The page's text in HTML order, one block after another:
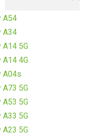
A54
A34
A14 5G
A14 4G
A04s
A73 5G
A53 5G
A33 5G
A23 5G